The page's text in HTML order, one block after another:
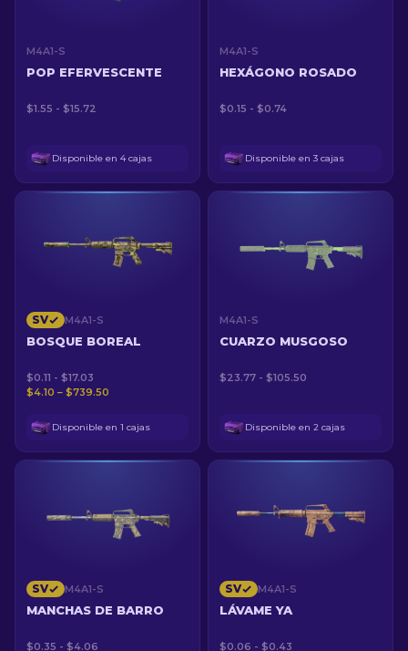
M4A1-S
POP EFERVESCENTE
$1.55 - $15.72
Disponible en 4 cajas
M4A1-S
HEXÁGONO ROSADO
$0.15 - $0.74
Disponible en 3 cajas
SV M4A1-S
BOSQUE BOREAL
$0.11 - $17.03
$4.10 – $739.50
Disponible en 1 cajas
M4A1-S
CUARZO MUSGOSO
$23.77 - $105.50
Disponible en 2 cajas
SV M4A1-S
MANCHAS DE BARRO
$0.35 - $4.06
SV M4A1-S
LÁVAME YA
$0.06 - $0.43